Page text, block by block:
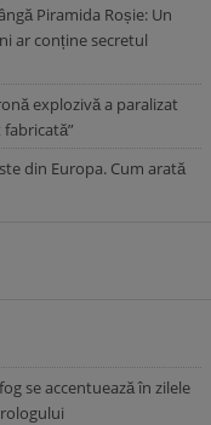
Piramida Roșie: Un
ar conține secretul
explozivă a paralizat
din Europa. Cum arată
se accentuează în zilele